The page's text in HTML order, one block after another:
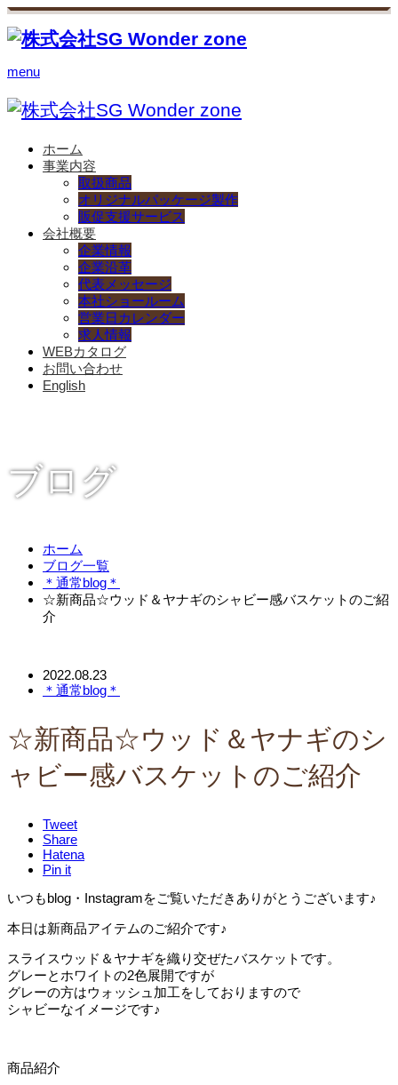
menu
ホーム
事業内容
取扱商品
オリジナルパッケージ製作
販促支援サービス
会社概要
企業情報
企業沿革
代表メッセージ
本社ショールーム
営業日カレンダー
求人情報
WEBカタログ
お問い合わせ
English
ブログ
ホーム
ブログ一覧
＊通常blog＊
☆新商品☆ウッド＆ヤナギのシャビー感バスケットのご紹
介
2022.08.23
＊通常blog＊
☆新商品☆ウッド＆ヤナギのシ
ャビー感バスケットのご紹介
Tweet
Share
Hatena
Pin it
いつもblog・Instagramをご覧いただきありがとうございます♪
本日は新商品アイテムのご紹介です♪
スライスウッド＆ヤナギを織り交ぜたバスケットです。
グレーとホワイトの2色展開ですが
グレーの方はウォッシュ加工をしておりますので
シャビーなイメージです♪
商品紹介